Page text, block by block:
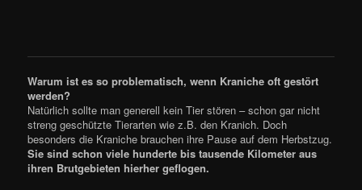
Warum ist es so problematisch, wenn Kraniche oft gestört
werden?
Natürlich sollte man generell kein Tier stören – schon gar nicht
streng geschützte Tierarten wie z.B. den Kranich. Doch
besonders die Kraniche brauchen ihre Pause auf dem Herbstzug.
Sie sind schon viele hunderte bis tausende Kilometer aus
ihren Brutgebieten hierher geflogen.